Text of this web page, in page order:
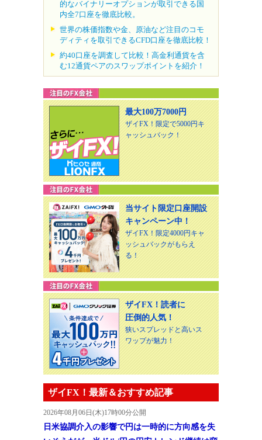
的なバイナリーオプションが取引できる国
内全7口座を徹底比較。
世界の株価指数や金、原油など注目のコモ
ディティを取引できるCFD口座を徹底比較！
約40口座を調査して比較！高金利通貨を含
む12通貨ペアのスワップポイントを紹介！
最大100万7000円
ザイFX！限定で5000円キ
ャッシュバック！
当サイト限定口座開設
キャンペーン中！
ザイFX！限定4000円キャ
ッシュバックがもらえ
る！
ザイFX！読者に
圧倒的人気！
狭いスプレッドと高いス
ワップが魅力！
ザイFX！最新＆おすすめ記事
2026年08月06日(木)17時00分公開
日米協調介入の影響で円は一時的に方向感を失